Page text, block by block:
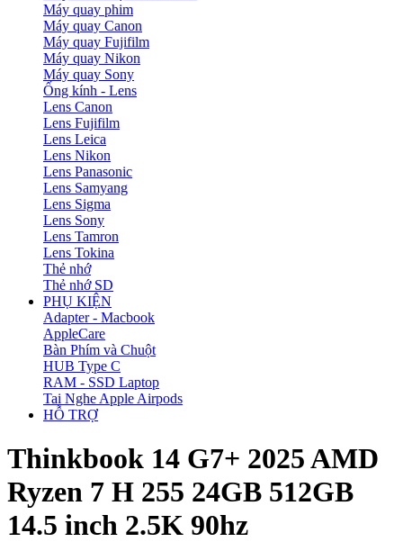
Máy quay phim
Máy quay Canon
Máy quay Fujifilm
Máy quay Nikon
Máy quay Sony
Ống kính - Lens
Lens Canon
Lens Fujifilm
Lens Leica
Lens Nikon
Lens Panasonic
Lens Samyang
Lens Sigma
Lens Sony
Lens Tamron
Lens Tokina
Thẻ nhớ
Thẻ nhớ SD
PHỤ KIỆN
Adapter - Macbook
AppleCare
Bàn Phím và Chuột
HUB Type C
RAM - SSD Laptop
Tai Nghe Apple Airpods
HỖ TRỢ
Thinkbook 14 G7+ 2025 AMD
Ryzen 7 H 255 24GB 512GB
14.5 inch 2.5K 90hz